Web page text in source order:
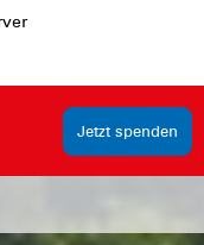
Jetzt spenden